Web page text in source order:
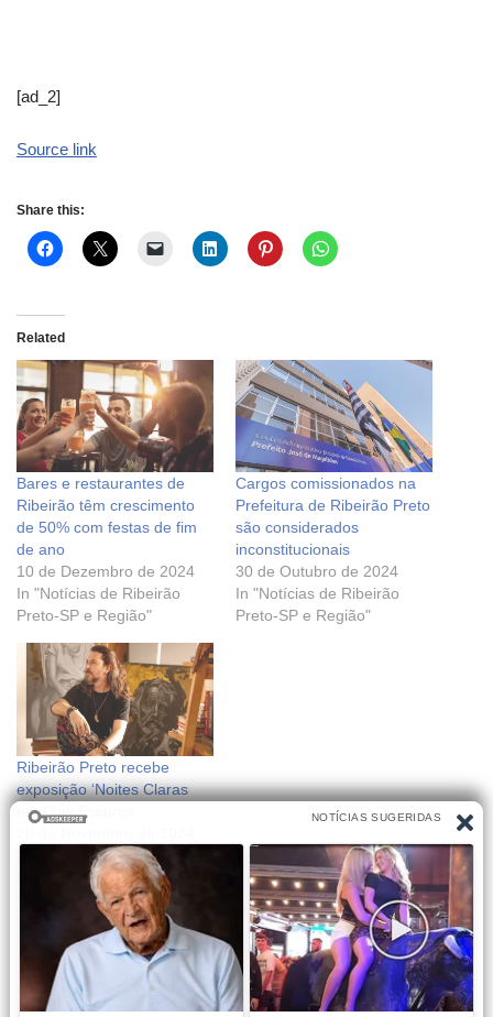
[ad_2]
Source link
Share this:
Related
Bares e restaurantes de
Ribeirão têm crescimento
de 50% com festas de fim
de ano
10 de Dezembro de 2024
In "Notícias de Ribeirão
Preto-SP e Região"
Cargos comissionados na
Prefeitura de Ribeirão Preto
são considerados
inconstitucionais
30 de Outubro de 2024
In "Notícias de Ribeirão
Preto-SP e Região"
Ribeirão Preto recebe
exposição ‘Noites Claras
em Dias Escuros’
In "Notícias de Ribeirão
Preto-SP e Região"